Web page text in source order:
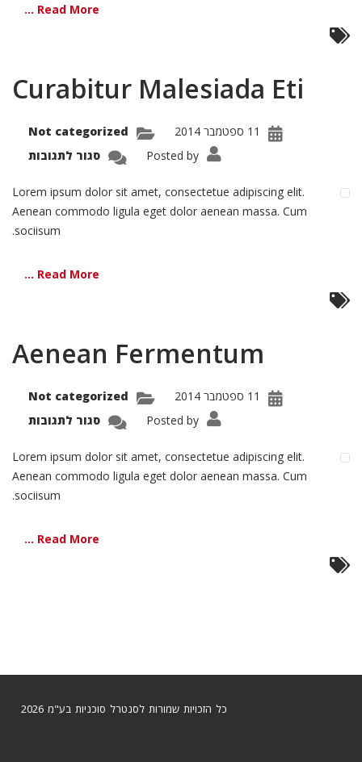
Read More ...
Curabitur Malesiada Eti
11 ספטמבר 2014
Not categorized
Posted by
סגור לתגובותעל
Eti
Lorem ipsum dolor sit amet, consectetue adipiscing elit.
Aenean commodo ligula eget dolor aenean massa. Cum
sociisum.
Read More ...
Aenean Fermentum
11 ספטמבר 2014
Not categorized
Posted by
סגור לתגובותעל
Lorem ipsum dolor sit amet, consectetue adipiscing elit.
Aenean commodo ligula eget dolor aenean massa. Cum
sociisum.
Read More ...
כל הזכויות שמורות לסנטרל סוכניות בע"מ 2026